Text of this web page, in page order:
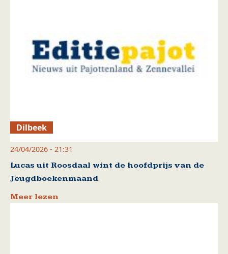
Dilbeek
24/04/2026 - 21:31
Lucas uit Roosdaal wint de hoofdprijs van de
Jeugdboekenmaand
Meer lezen